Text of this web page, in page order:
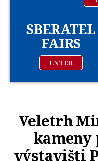
SBERATEL
FAIRS
ENTER
Veletrh
kameny
výstavišti